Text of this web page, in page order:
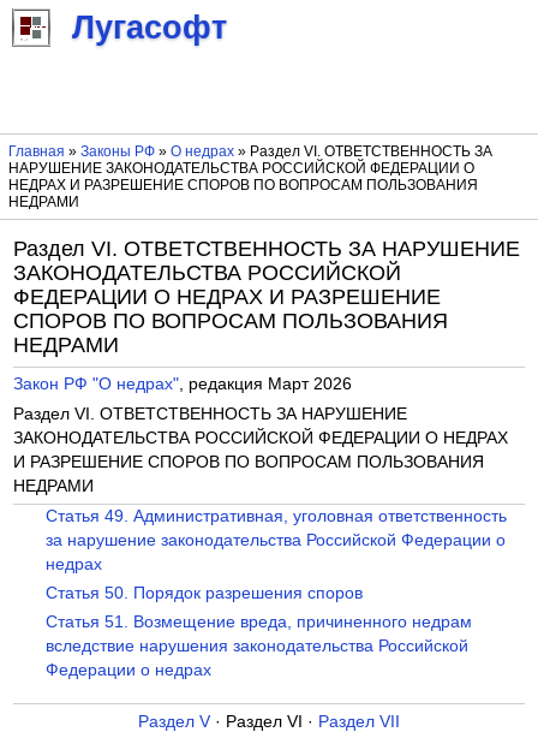
Лугасофт
Главная » Законы РФ» О недрах» Раздел VI. ОТВЕТСТВЕННОСТЬ ЗА
НАРУШЕНИЕ ЗАКОНОДАТЕЛЬСТВА РОССИЙСКОЙ ФЕДЕРАЦИИ О
НЕДРАХ И РАЗРЕШЕНИЕ СПОРОВ ПО ВОПРОСАМ ПОЛЬЗОВАНИЯ
НЕДРАМИ
Раздел VI. ОТВЕТСТВЕННОСТЬ ЗА НАРУШЕНИЕ
ЗАКОНОДАТЕЛЬСТВА РОССИЙСКОЙ
ФЕДЕРАЦИИ О НЕДРАХ И РАЗРЕШЕНИЕ
СПОРОВ ПО ВОПРОСАМ ПОЛЬЗОВАНИЯ
НЕДРАМИ
Закон РФ "О недрах", редакция Март 2026
Раздел VI. ОТВЕТСТВЕННОСТЬ ЗА НАРУШЕНИЕ
ЗАКОНОДАТЕЛЬСТВА РОССИЙСКОЙ ФЕДЕРАЦИИ О НЕДРАХ
И РАЗРЕШЕНИЕ СПОРОВ ПО ВОПРОСАМ ПОЛЬЗОВАНИЯ
НЕДРАМИ
Статья 49. Административная, уголовная ответственность
за нарушение законодательства Российской Федерации о
недрах
Статья 50. Порядок разрешения споров
Статья 51. Возмещение вреда, причиненного недрам
вследствие нарушения законодательства Российской
Федерации о недрах
Раздел V · Раздел VI · Раздел VII